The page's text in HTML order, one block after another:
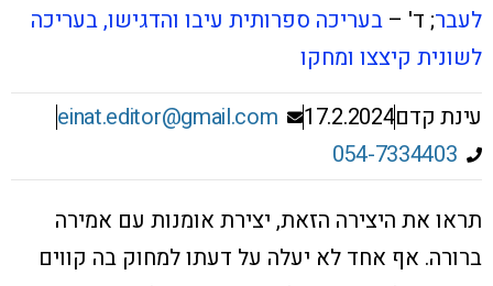
לעבר; ד' – בעריכה ספרותית עיבו והדגישו, בעריכה
לשונית קיצצו ומחקו
עינת קדם17.2.2024
einat.editor@gmail.com
054-7334403
תראו את היצירה הזאת, יצירת אומנות עם אמירה
ברורה. אף אחד לא יעלה על דעתו למחוק בה קווים